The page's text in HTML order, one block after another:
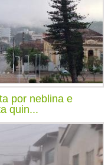
por neblina e
quin...